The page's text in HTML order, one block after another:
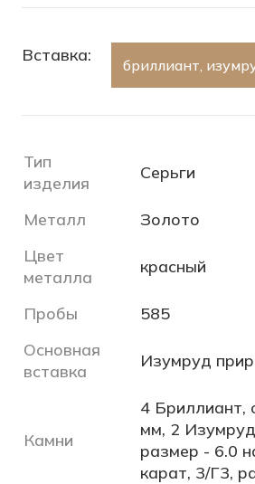
Вставка: бриллиант,
Тип
изделия
Серьги
Металл
Золото
Цвет
металла
красный
Пробы
585
Основная
вставка
Изумруд
Камни
4 Бриллиант,
мм, 2
размер - 6.0
карат, 3/Г3,